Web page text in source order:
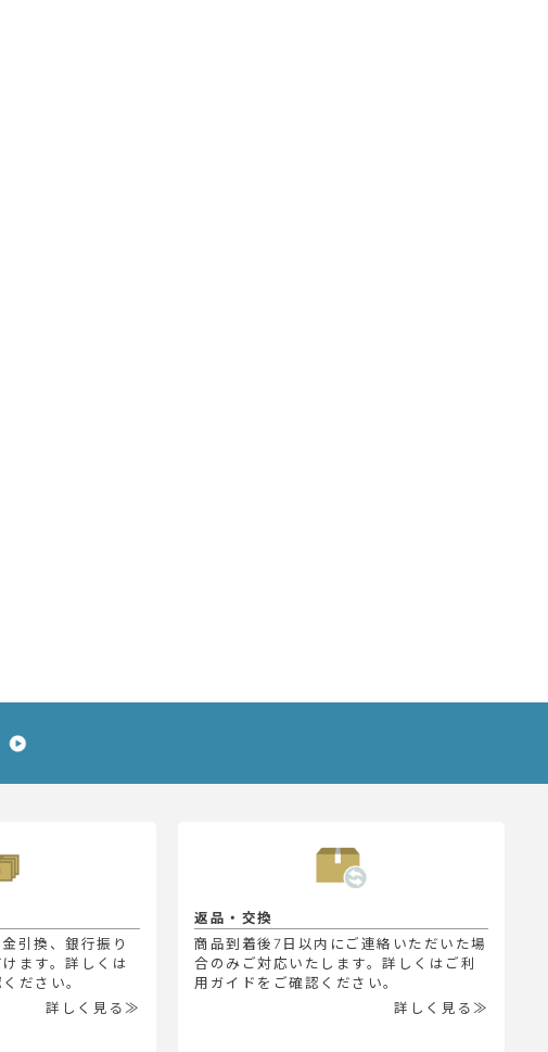
引換、銀行振り
ます。詳しくは
ださい。
詳しく見る≫
返品・交換
商品到着後7日以内にご連絡いただいた場
合のみご対応いたします。詳しくはご利
用ガイドをご確認ください。
詳しく見る≫